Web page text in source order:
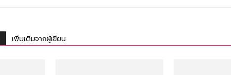
เพิ่มเติมจากผู้เขียน